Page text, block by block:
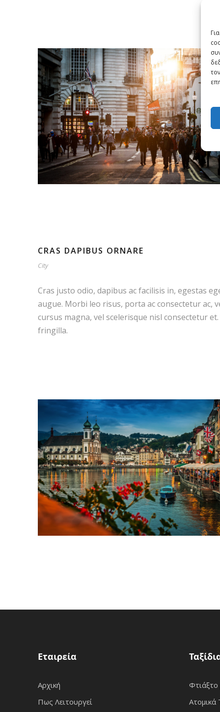
CRAS DAPIBUS ORNARE
City
Cras justo odio, dapibus ac facilisis in, egestas
augue. Morbi leo risus, porta ac consectetur ac,
cursus magna, vel scelerisque nisl consectetur
fringilla.
Εταιρεία
Αρχική
Πως Λειτουργεί
Ατομικά